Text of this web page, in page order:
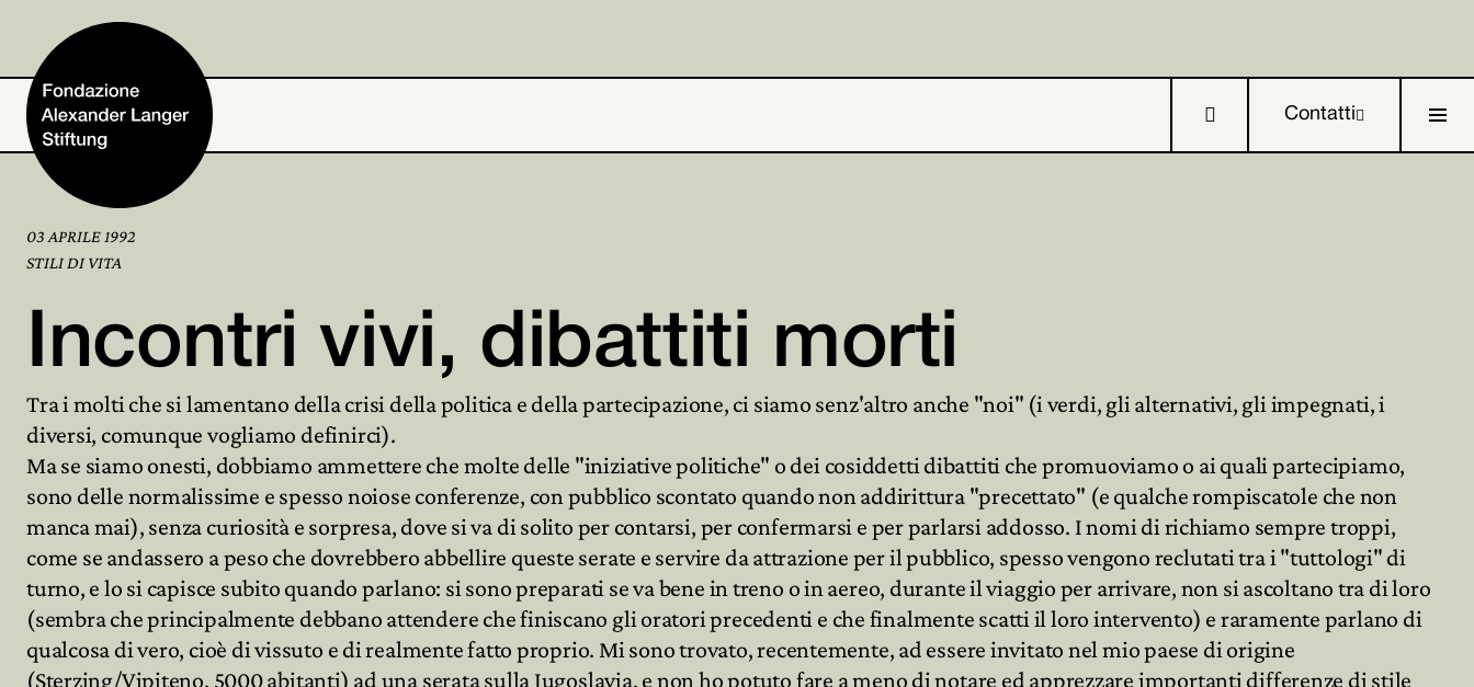
Home
Fondazione
Attività e progetti
Alexander Langer
Archivio
Partecipa
 Contatti
03 APRILE 1992
STILI DI VITA
Incontri vivi, dibattiti morti
Tra i molti che si lamentano della crisi della politica e della partecipazione, ci siamo senz'altro anche "noi" (i verdi, gli alternativi, gli impegnati, i
diversi, comunque vogliamo definirci).
Ma se siamo onesti, dobbiamo ammettere che molte delle "iniziative politiche" o dei cosiddetti dibattiti che promuoviamo o ai quali partecipiamo,
sono delle normalissime e spesso noiose conferenze, con pubblico scontato quando non addirittura "precettato" (e qualche rompiscatole che non
manca mai), senza curiosità e sorpresa, dove si va di solito per contarsi, per confermarsi e per parlarsi addosso. I nomi di richiamo sempre troppi,
come se andassero a peso che dovrebbero abbellire queste serate e servire da attrazione per il pubblico, spesso vengono reclutati tra i "tuttologi" di
turno, e lo si capisce subito quando parlano: si sono preparati se va bene in treno o in aereo, durante il viaggio per arrivare, non si ascoltano tra di loro
(sembra che principalmente debbano attendere che finiscano gli oratori precedenti e che finalmente scatti il loro intervento) e raramente parlano di
qualcosa di vero, cioè di vissuto e di realmente fatto proprio. Mi sono trovato, recentemente, ad essere invitato nel mio paese di origine
(Sterzing/Vipiteno, 5000 abitanti) ad una serata sulla Jugoslavia, e non ho potuto fare a meno di notare ed apprezzare importanti differenze di stile